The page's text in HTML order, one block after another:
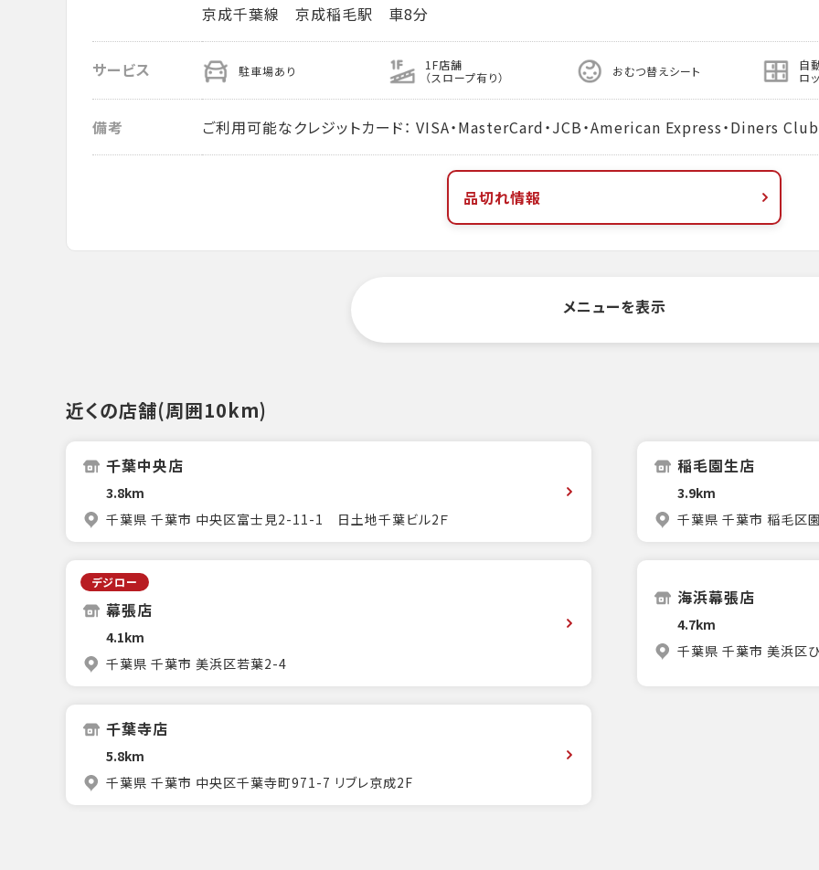
京成千葉線 京成稲毛駅 車8分
サービス 駐車場あり 1F店舗
（スロープ有り） おむつ替えシート 自
ロ
備考 ご利用可能なクレジットカード： VISA・MasterCard・JCB・American Express・Diners Club
品切れ情報
メニューを表示
近くの店舗(周囲10km)
千葉中央店
3.8km
千葉県 千葉市 中央区富士見2-11-1 日土地千葉ビル2Ｆ
稲毛園生店
3.9km
千葉県 千葉市 稲毛区
デジロー
幕張店
4.1km
千葉県 千葉市 美浜区若葉2-4
海浜幕張店
4.7km
千葉県 千葉市 美浜区
千葉寺店
5.8km
千葉県 千葉市 中央区千葉寺町971-7 リブレ京成2F